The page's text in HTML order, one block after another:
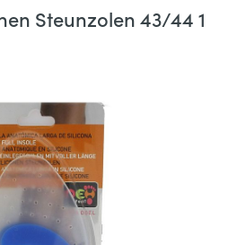
Steunzolen 43/44 1